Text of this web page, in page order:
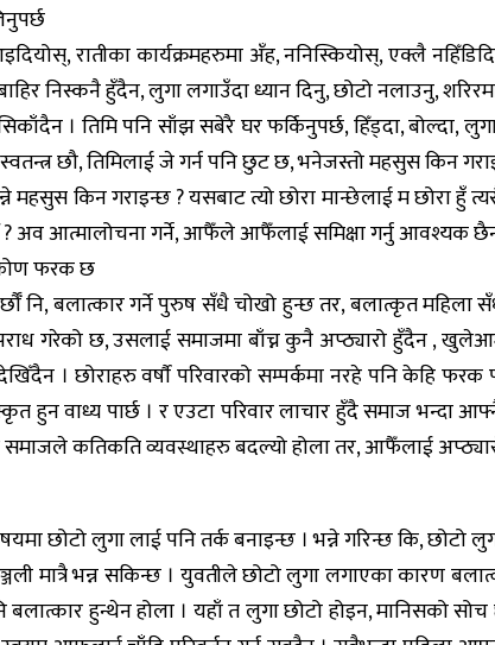
रातीका कार्यक्रमहरुमा अँह, ननिस्कियोस्, एक्लै
निस्कनै हुँदैन, लुगा लगाउँदा ध्यान दिनु, छोटो नलाउनु,
। तिमि पनि साँझ सबेरै घर फर्किनुपर्छ, हिँड्दा, बोल्दा,
छौ, तिमिलाई जे गर्न पनि छुट छ, भनेजस्तो महसुस किन
महसुस किन गराइन्छ ? यसबाट त्यो छोरा मान्छेलाई म छोरा
? अव आत्मालोचना गर्ने, आफैँले आफैँलाई समिक्षा गर्नु आवश्यक
फरक छ
नि, बलात्कार गर्ने पुरुष सँधै चोखो हुन्छ तर, बलात्कृत
गरेको छ, उसलाई समाजमा बाँच्न कुनै अप्ठ्यारो हुँदैन , खुलेआम
। छोराहरु वर्षाै परिवारको सम्पर्कमा नरहे पनि केहि
हुन वाध्य पार्छ । र एउटा परिवार लाचार हुँदै समाज भन्दा
समाजले कतिकति व्यवस्थाहरु बदल्यो होला तर, आफैँलाई
छोटो लुगा लाई पनि तर्क बनाइन्छ । भन्ने गरिन्छ कि, छोटो
मात्रै भन्न सकिन्छ । युवतीले छोटो लुगा लगाएका कारण
हुन्थेन होला । यहाँ त लुगा छोटो होइन, मानिसको सोच